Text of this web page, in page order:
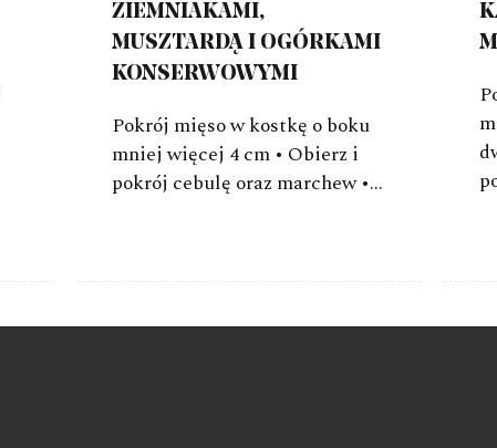
ZIEMNIAKAMI,
MUSZTARDĄ I OGÓRKAMI
KONSERWOWYMI
Pokrój mięso w kostkę o boku
mniej więcej 4 cm • Obierz i
pokrój cebulę oraz marchew •…